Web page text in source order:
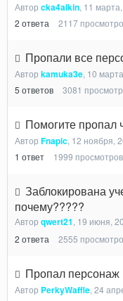
Автор cka4alkin, 11
2 ответа 2117
Пропали все
Автор kamuka3e, 10
5 ответов 3081 просмотр
Помогите пропал
Автор Fnapic, 12 ноября,
1 ответ 1999 просмотров
Заблокирована
почему?????
Автор qwert21, 19 июня,
2 ответа 2555
Пропал
Автор PerkyWaffle, 24